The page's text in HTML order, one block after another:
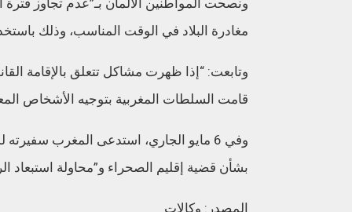
مغادرة البلاد في الوقت المناسب، وذلك
وتابعت: “إذا ظهرت مشاكل تتعلق بالإقامة
قامت السلطات المغربية بتوجيه الأشخاص
وفي 6 مايو الجاري، استدعى المغرب
بشأن قضية إقليم الصحراء و”محاولة استبعاد
المصدر: وكالات